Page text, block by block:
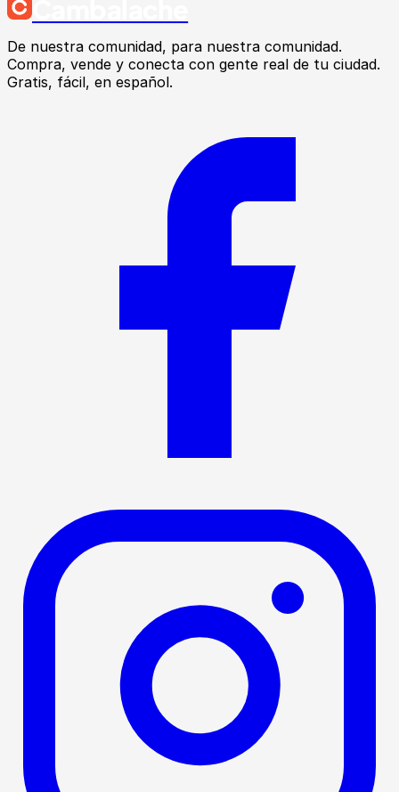
De nuestra comunidad, para nuestra comunidad.
Compra, vende y conecta con gente real de tu ciudad.
Gratis, fácil, en español.